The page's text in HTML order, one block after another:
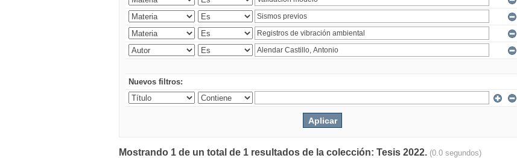
Nuevos filtros:
Mostrando 1 de un total de 1 resultados de la colección: Tesis 2022. (0.0 segundos)